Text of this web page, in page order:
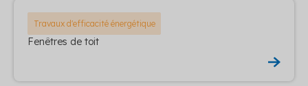
Travaux d'efficacité énergétique
Fenêtres de toit